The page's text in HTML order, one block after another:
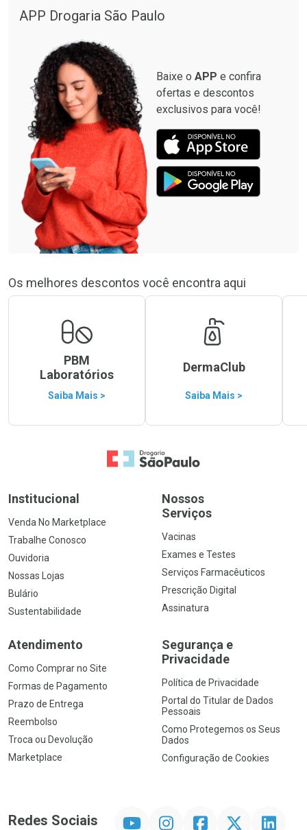
APP Drogaria São Paulo
Baixe o APP e confira
ofertas e descontos
exclusivos para você!
Os melhores descontos você encontra aqui
PBM
Laboratórios
Saiba Mais >
DermaClub
Saiba Mais >
Ir para a Home
Institucional
Venda No Marketplace
Trabalhe Conosco
Ouvidoria
Nossas Lojas
Bulário
Sustentabilidade
Nossos
Serviços
Vacinas
Exames e Testes
Serviços Farmacêuticos
Prescrição Digital
Assinatura
Atendimento
Como Comprar no Site
Formas de Pagamento
Prazo de Entrega
Reembolso
Troca ou Devolução
Marketplace
Segurança e
Privacidade
Política de Privacidade
Portal do Titular de Dados
Pessoais
Como Protegemos os Seus
Dados
Configuração de Cookies
Redes Sociais InstagramFacebookTwitter Linkedin